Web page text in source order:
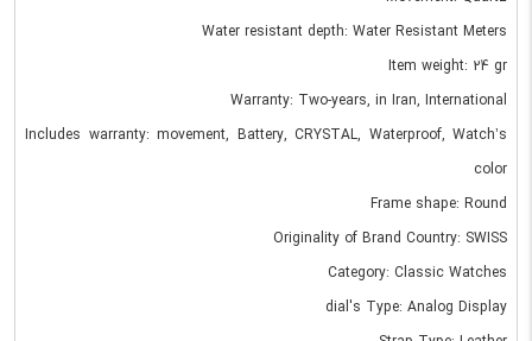
Water resistant depth: Water Resistant Meters
Item weight: 24 gr
Warranty: Two-years, in Iran, International
Includes warranty: movement, Battery, CRYSTAL, Waterproof, Watch’s
color
Frame shape: Round
Originality of Brand Country: SWISS
Category: Classic Watches
dial's Type: Analog Display